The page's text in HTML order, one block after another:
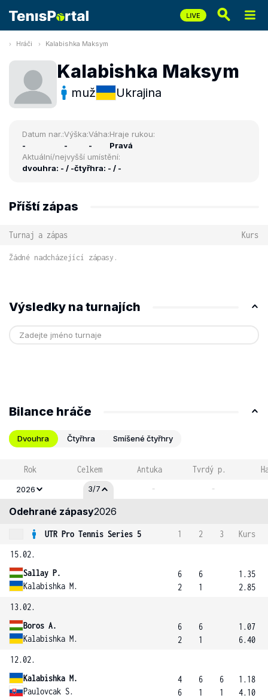
Hráči Kalabishka Maksym
Kalabishka Maksym
muž Ukrajina
Datum nar.:
-
Výška:
-
Váha:
-
Hraje rukou:
Pravá
Aktuální/nejvyšší umístění:
dvouhra: - / -čtyřhra: - / -
Příští zápas
Turnaj a zápas Kurs
Žádné nadcházející zápasy.
Výsledky na turnajích
Bilance hráče
Dvouhra Čtyřhra Smíšené čtyřhry
Rok Celkem Antuka Tvrdý p.
2026 3/7 - -
Odehrané zápasy2026
UTR Pro Tennis Series 5 1 2 3
Kurs
15.02.
Sallay P.
Kalabishka M.
6
2
6
1
1.35
2.85
13.02.
Boros A.
Kalabishka M.
6
2
6
1
1.07
6.40
12.02.
Kalabishka M.
Paulovcak S.
4
6
6
1
6
1
1.18
4.10